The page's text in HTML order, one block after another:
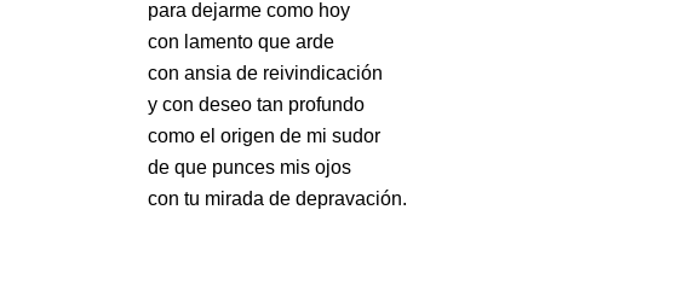
para dejarme como hoy
con lamento que arde
con ansia de reivindicación
y con deseo tan profundo
como el origen de mi sudor
de que punces mis ojos
con tu mirada de depravación.